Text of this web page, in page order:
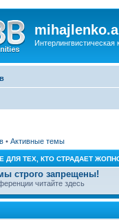
• Активные темы
ДЛЯ ТЕХ, КТО СТРАДАЕТ
строго запрещены!
читайте здесь